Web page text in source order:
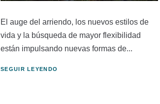
El auge del arriendo, los nuevos estilos de
vida y la búsqueda de mayor flexibilidad
están impulsando nuevas formas de...
SEGUIR LEYENDO